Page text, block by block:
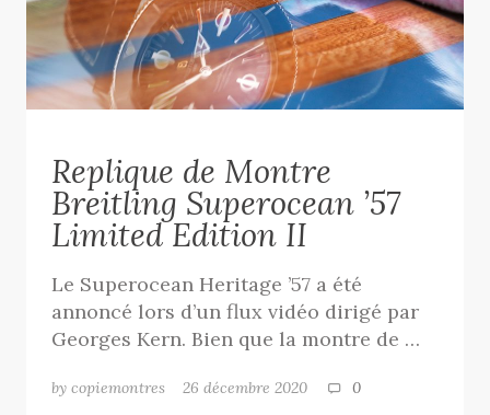
Replique de Montre
Breitling Superocean ’57
Limited Edition II
Le Superocean Heritage ’57 a été
annoncé lors d’un flux vidéo dirigé par
Georges Kern. Bien que la montre de …
by copiemontres 26 décembre 2020 0